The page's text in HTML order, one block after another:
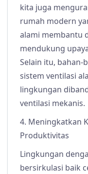
kita juga
rumah modern
alami membantu
mendukung
Selain itu, bahan-
sistem ventilasi
lingkungan
ventilasi mekanis.
4. Meningkatkan
Produktivitas
Lingkungan
bersirkulasi baik